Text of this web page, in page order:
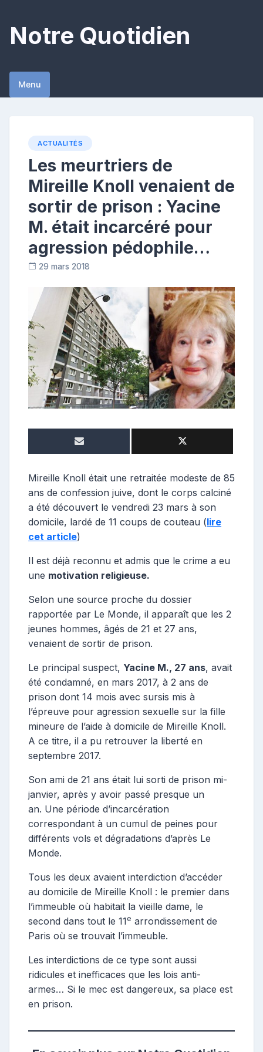
content
Notre Quotidien
Menu
ACTUALITÉS
Les meurtriers de
Mireille Knoll venaient de
sortir de prison : Yacine
M. était incarcéré pour
agression pédophile…
29 mars 2018
o
n
t
r
i
b
u
t
r
i
e
Mireille Knoll était une retraitée modeste de 85
ans de confession juive, dont le corps calciné
a été découvert le vendredi 23 mars à son
domicile, lardé de 11 coups de couteau (lire
cet article)
Il est déjà reconnu et admis que le crime a eu
une motivation religieuse.
Selon une source proche du dossier
rapportée par Le Monde, il apparaît que les 2
jeunes hommes, âgés de 21 et 27 ans,
venaient de sortir de prison.
Le principal suspect, Yacine M., 27 ans, avait
été condamné, en mars 2017, à 2 ans de
prison dont 14 mois avec sursis mis à
l’épreuve pour agression sexuelle sur la fille
mineure de l’aide à domicile de Mireille Knoll.
A ce titre, il a pu retrouver la liberté en
septembre 2017.
Son ami de 21 ans était lui sorti de prison mi-
janvier, après y avoir passé presque un
an. Une période d’incarcération
correspondant à un cumul de peines pour
différents vols et dégradations d’après Le
Monde.
Tous les deux avaient interdiction d’accéder
au domicile de Mireille Knoll : le premier dans
l’immeuble où habitait la vieille dame, le
second dans tout le 11e arrondissement de
Paris où se trouvait l’immeuble.
Les interdictions de ce type sont aussi
ridicules et inefficaces que les lois anti-
armes… Si le mec est dangereux, sa place est
en prison.